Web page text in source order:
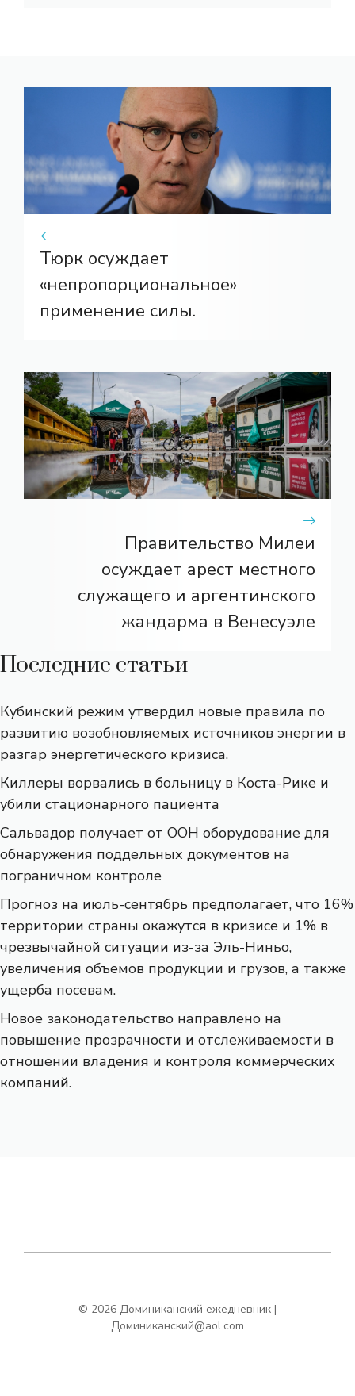
Тюрк осуждает
«непропорциональное»
применение силы.
Правительство Милеи
осуждает арест местного
служащего и аргентинского
жандарма в Венесуэле
Последние статьи
Кубинский режим утвердил новые правила по
развитию возобновляемых источников энергии в
разгар энергетического кризиса.
Киллеры ворвались в больницу в Коста-Рике и
убили стационарного пациента
Сальвадор получает от ООН оборудование для
обнаружения поддельных документов на
пограничном контроле
Прогноз на июль-сентябрь предполагает, что 16%
территории страны окажутся в кризисе и 1% в
чрезвычайной ситуации из-за Эль-Ниньо,
увеличения объемов продукции и грузов, а также
ущерба посевам.
Новое законодательство направлено на
повышение прозрачности и отслеживаемости в
отношении владения и контроля коммерческих
компаний.
© 2026 Доминиканский ежедневник |
Доминиканский@aol.com